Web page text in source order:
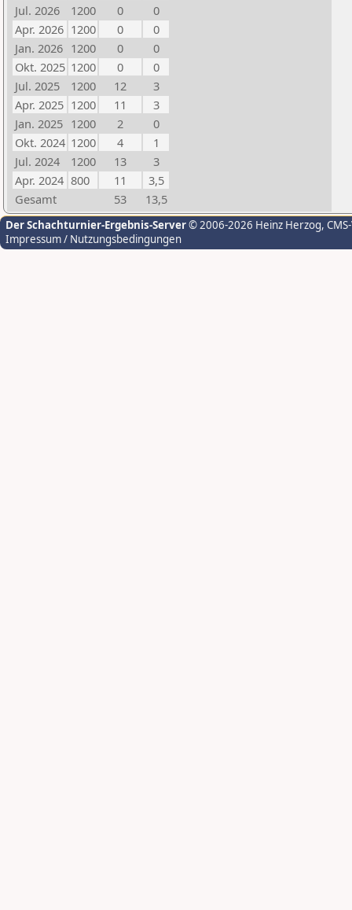
Jul. 2026
1200 0
0
Apr. 2026 1200 0
0
Jan. 2026 1200 0
0
Okt. 2025 1200 0
0
Jul. 2025
1200 12
3
Apr. 2025 1200 11
3
Jan. 2025 1200 2
0
Okt. 2024 1200 4
1
Jul. 2024
1200 13
3
Apr. 2024 800 11
3,5
Gesamt
53 13,5
Der Schachturnier-Ergebnis-Server© 2006-2026 Heinz Herzog,
Impressum / Nutzungsbedingungen